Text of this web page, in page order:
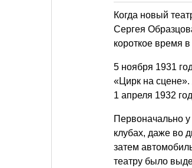
Когда новый
Сергея
короткое время
5 ноября 1931
«Цирк на
1 апреля 1932
Первоначально
клубах, даже во
затем
театру было